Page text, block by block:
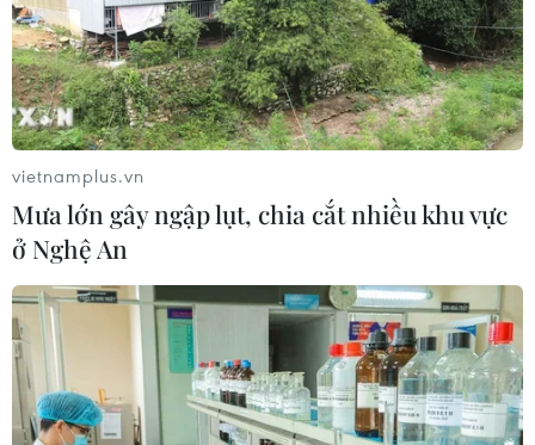
Quảng Ninh: Tàu biển du lịch Quốc tế đưa
400 khách thăm Vịnh Hạ Long
26/01/2024 09:33
Trong 2 ngày neo tại Cảng tàu khách quốc tế Hạ Long,
du khách quốc tế sẽ tham gia các trải nghiệm khám
phá Vịnh Hạ Long, city tour khám phá văn hóa, ẩm thực
vietnamplus.vn
Mưa lớn gây ngập lụt, chia cắt nhiều khu vực
ở Nghệ An